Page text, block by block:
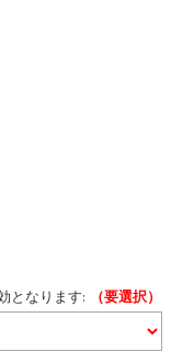
となります: （要選択）